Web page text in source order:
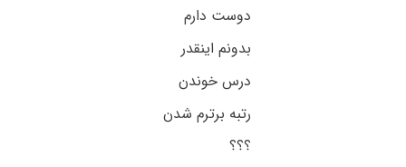
دوست دارم
بدونم اینقدر
درس خوندن
رتبه برترم شدن
؟؟؟